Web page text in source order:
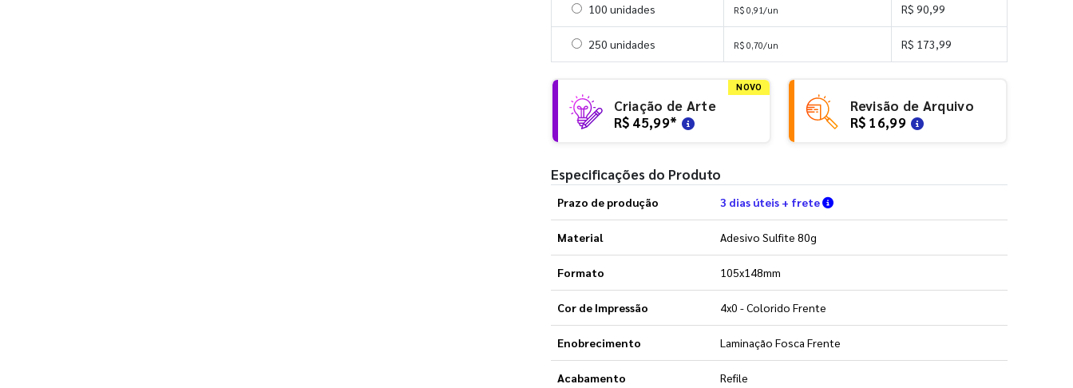
Selecionar 100 unidades
100 unidades R$ 0,91/un R$ 90,99
Selecionar 250 unidades
250 unidades R$ 0,70/un R$ 173,99
NOVO
Criação de Arte
R$ 45,99*
Revisão de Arquivo
R$ 16,99
Especificações do Produto
Prazo de produção 3 dias úteis + frete Verifique as condições de entrega
Material Adesivo Sulfite 80g
Formato 105x148mm
Cor de Impressão 4x0 - Colorido Frente
Enobrecimento Laminação Fosca Frente
Acabamento Refile